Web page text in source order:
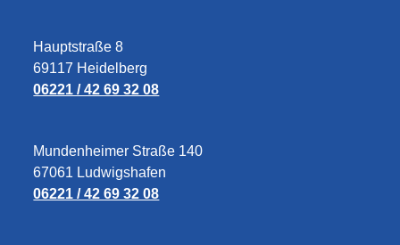
Hauptstraße 8
69117 Heidelberg
06221 / 42 69 32 08
Mundenheimer Straße 140
67061 Ludwigshafen
06221 / 42 69 32 08